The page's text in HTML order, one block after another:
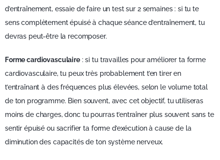
d’entraînement, essaie de faire un test sur 2 semaines : si tu te
sens complètement épuisé à chaque séance d’entraînement, tu
devras peut-être la recomposer.
Forme cardiovasculaire: si tu travailles pour améliorer ta forme
cardiovasculaire, tu peux très probablement t’en tirer en
t’entraînant à des fréquences plus élevées, selon le volume total
de ton programme. Bien souvent, avec cet objectif, tu utiliseras
moins de charges, donc tu pourras t’entraîner plus souvent sans te
sentir épuisé ou sacrifier ta forme d’exécution à cause de la
diminution des capacités de ton système nerveux.